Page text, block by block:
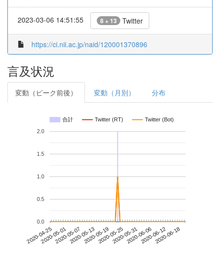
2023-03-06 14:51:55 8 + 13 Twitter
https://ci.nii.ac.jp/naid/120001370896
言及状況
変動（ピーク前後） 変動（月別） 分布
合計 Twitter (RT) Twitter (Bot)
2020-04-252020-05-012020-05-072020-05-132020-05-192020-05-252020-05-312020-06-062020-06-122020-06-18
0.0
0.5
1.0
1.5
2.0